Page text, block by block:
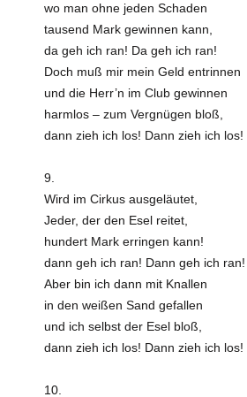
wo man ohne jeden Schaden
tausend Mark gewinnen kann,
da geh ich ran! Da geh ich ran!
Doch muß mir mein Geld entrinnen
und die Herr’n im Club gewinnen
harmlos – zum Vergnügen bloß,
dann zieh ich los! Dann zieh ich los!
9.
Wird im Cirkus ausgeläutet,
Jeder, der den Esel reitet,
hundert Mark erringen kann!
dann geh ich ran! Dann geh ich ran!
Aber bin ich dann mit Knallen
in den weißen Sand gefallen
und ich selbst der Esel bloß,
dann zieh ich los! Dann zieh ich los!
10.